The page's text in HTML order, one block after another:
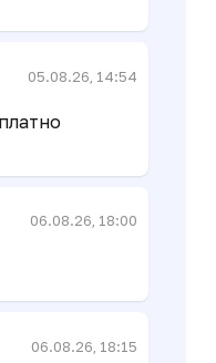
06.08.26, 18:15
06.08.26, 18:00
05.08.26, 14:54